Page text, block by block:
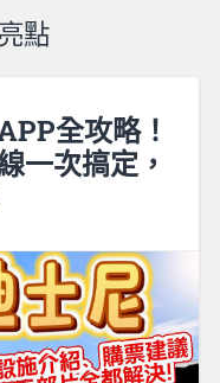
點
全攻略！
一次搞定，